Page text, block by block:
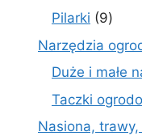
Pilarki 99
Narzędzia
Duże i małe
Taczki
Nasiona,